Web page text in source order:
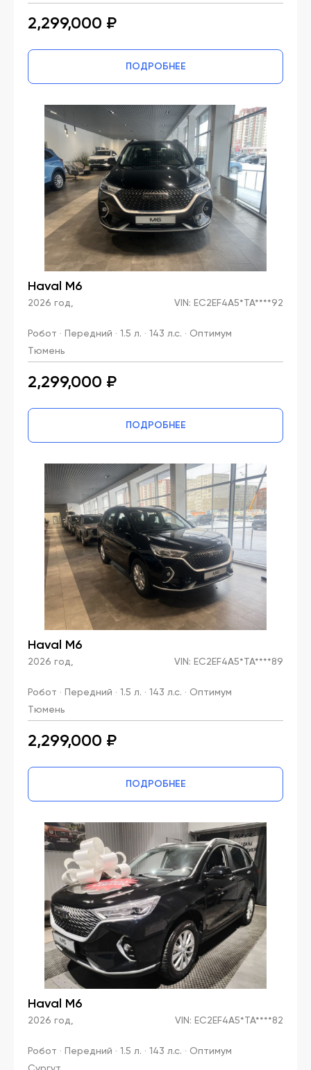
2,299,000 ₽
ПОДРОБНЕЕ
Haval M6
2026 год, VIN: EC2EF4A5*TA****92
Робот · Передний · 1.5 л. · 143 л.с. · Оптимум
Тюмень
2,299,000 ₽
ПОДРОБНЕЕ
Haval M6
2026 год, VIN: EC2EF4A5*TA****89
Робот · Передний · 1.5 л. · 143 л.с. · Оптимум
Тюмень
2,299,000 ₽
ПОДРОБНЕЕ
Haval M6
2026 год, VIN: EC2EF4A5*TA****82
Робот · Передний · 1.5 л. · 143 л.с. · Оптимум